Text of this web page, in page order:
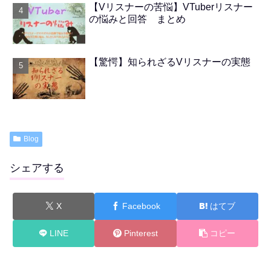
【Vリスナーの苦悩】VTuberリスナー
の悩みと回答 まとめ
【驚愕】知られざるVリスナーの実態
Blog
シェアする
X Facebook はてブ
LINE Pinterest コピー